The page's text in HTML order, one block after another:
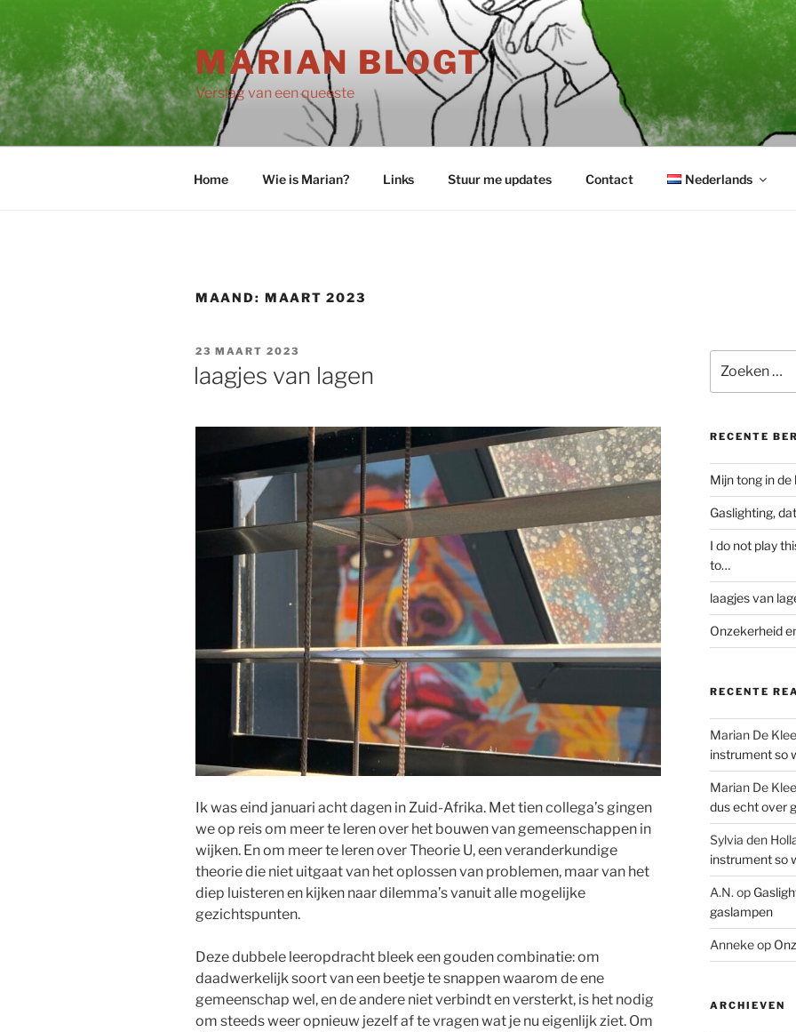
naar
de
inhoud
MARIAN BLOGT
Verslag van een queeste
Home Wie is Marian? Links Stuur me updates Contact Nederlands
MAAND: MAART 2023
GEPLAATST
OP
23 MAART 2023
laagjes van lagen
Ik was eind januari acht dagen in Zuid-Afrika. Met tien collega’s gingen
we op reis om meer te leren over het bouwen van gemeenschappen in
wijken. En om meer te leren over Theorie U, een veranderkundige
theorie die niet uitgaat van het oplossen van problemen, maar van het
diep luisteren en kijken naar dilemma’s vanuit alle mogelijke
gezichtspunten.
Deze dubbele leeropdracht bleek een gouden combinatie: om
daadwerkelijk soort van een beetje te snappen waarom de ene
gemeenschap wel, en de andere niet verbindt en versterkt, is het nodig
om steeds weer opnieuw jezelf af te vragen wat je nu eigenlijk ziet. Om
naar:
RECENTE
Mijn tong in
Gaslighting,
I do not play
to…
laagjes van
Onzekerheid
RECENTE
Marian De
instrument so
Marian De
dus echt over
Sylvia den
instrument so
A.N. op
gaslampen
Annekeop
ARCHIEVEN